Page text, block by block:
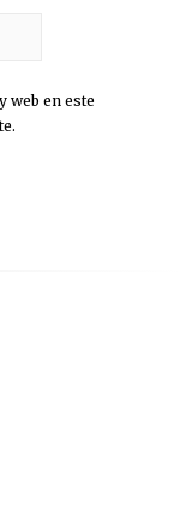
web en este